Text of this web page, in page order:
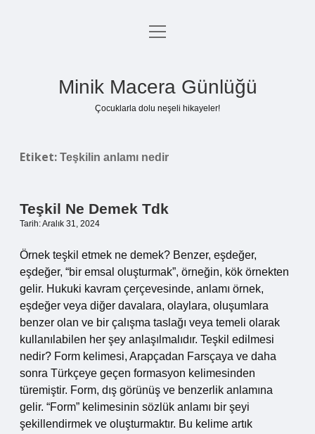
Anasayfa
menüyü
Minik Macera Günlüğü
Çocuklarla dolu neşeli hikayeler!
Etiket: Teşkilin anlamı nedir
Teşkil Ne Demek Tdk
Tarih: Aralık 31, 2024
Örnek teşkil etmek ne demek? Benzer, eşdeğer,
eşdeğer, “bir emsal oluşturmak”, örneğin, kök örnekten
gelir. Hukuki kavram çerçevesinde, anlamı örnek,
eşdeğer veya diğer davalara, olaylara, oluşumlara
benzer olan ve bir çalışma taslağı veya temeli olarak
kullanılabilen her şey anlaşılmalıdır. Teşkil edilmesi
nedir? Form kelimesi, Arapçadan Farsçaya ve daha
sonra Türkçeye geçen formasyon kelimesinden
türemiştir. Form, dış görünüş ve benzerlik anlamına
gelir. “Form” kelimesinin sözlük anlamı bir şeyi
şekillendirmek ve oluşturmaktır. Bu kelime artık